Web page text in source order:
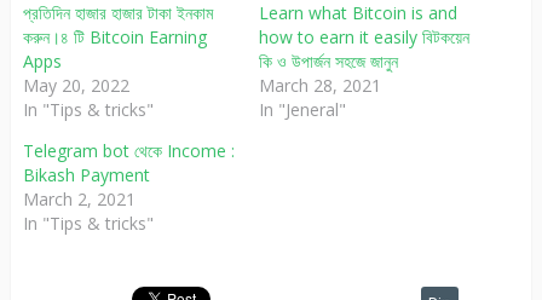
প্রতিদিন হাজার হাজার টাকা ইনকাম
করুন।৪ টি Bitcoin Earning
Apps
May 20, 2022
In "Tips & tricks"
Learn what Bitcoin is and
how to earn it easily বিটকয়েন
কি ও উপার্জন সহজে জানুন
March 28, 2021
In "Jeneral"
Telegram bot থেকে Income :
Bikash Payment
March 2, 2021
In "Tips & tricks"